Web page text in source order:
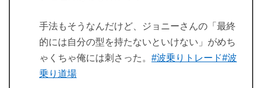
手法もそうなんだけど、ジョニーさんの「最終
的には自分の型を持たないといけない」がめち
ゃくちゃ俺には刺さった。 #波乗りトレード#波
乗り道場